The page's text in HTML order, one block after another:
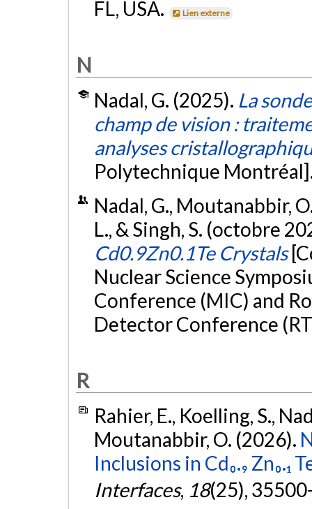
FL, USA.
Lien externe
N
Nadal, G. (2025). La
champ de vision :
analyses
Polytechnique
Nadal, G., Moutanabbir,
L., & Singh, S. (octobre
Cd0.9Zn0.1Te Crystals
Nuclear Science
Conference (MIC) and
Detector Conference
R
Rahier, E., Koelling, S.,
Moutanabbir, O. (2026).
Inclusions in Cd₀.₉ Zn₀.₁
Interfaces, 18(25),